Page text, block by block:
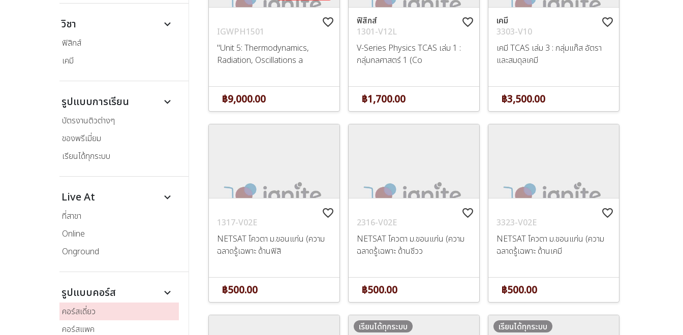
วิชา keyboard_arrow_down
ฟิสิกส์
เคมี
รูปแบบการเรียน keyboard_arrow_down
บัตรงานติวต่างๆ
ของพรีเมี่ยม
เรียนได้ทุกระบบ
Live At keyboard_arrow_down
ที่สาขา
Online
Onground
รูปแบบคอร์ส keyboard_arrow_down
คอร์สเดี่ยว
คอร์สแพค
favorite_border
IGWPH1501
"Unit 5: Thermodynamics,
Radiation, Oscillations a
฿9,000.00
favorite_border
ฟิสิกส์
1301-V12L
V-Series Physics TCAS เล่ม 1 :
กลุ่มกลศาสตร์ 1 (Co
฿1,700.00
favorite_border
เคมี
3303-V10
เคมี TCAS เล่ม 3 : กลุ่มแก๊ส อัตรา
และสมดุลเคมี
฿3,500.00
favorite_border
1317-V02E
NETSAT โควตา ม.ขอนแก่น (ความ
ฉลาดรู้เฉพาะ ด้านฟิสิ
฿500.00
favorite_border
2316-V02E
NETSAT โควตา ม.ขอนแก่น (ความ
ฉลาดรู้เฉพาะ ด้านชีวว
฿500.00
favorite_border
3323-V02E
NETSAT โควตา ม.ขอนแก่น (ความ
ฉลาดรู้เฉพาะ ด้านเคมี
฿500.00
เรียนได้ทุกระบบ เรียนได้ทุกระบบ